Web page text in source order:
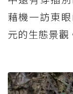
藉機一訪東
元的生態景觀